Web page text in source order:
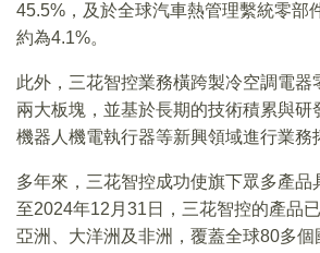
45.5%，及於全球汽車熱管理繫統零部
約為4.1%。
此外，三花智控業務橫跨製冷空調電器
兩大板塊，並基於長期的技術積累與研
機器人機電執行器等新興領域進行業務
多年來，三花智控成功使旗下眾多產品
至2024年12月31日，三花智控的產品
亞洲、大洋洲及非洲，覆蓋全球80多